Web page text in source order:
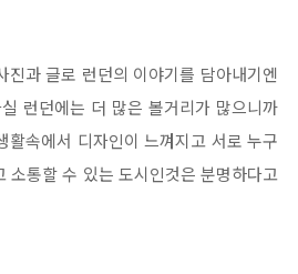
진과 글로 런던의 이야기를 담아내기엔
런던에는 더 많은 볼거리가 많으니까
활속에서 디자인이 느껴지고 서로 누구
소통할 수 있는 도시인것은 분명하다고